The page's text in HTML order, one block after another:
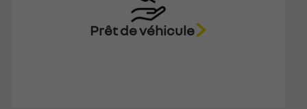
Prêt de véhicule